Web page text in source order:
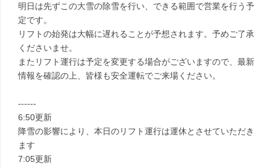
明日は先ずこの大雪の除雪を行い、できる範囲で営業を行う予
定です。
リフトの始発は大幅に遅れることが予想されます。予めご了承
くださいませ。
またリフト運行は予定を変更する場合がございますので、最新
情報を確認の上、皆様も安全運転でご来場ください。
------
6:50更新
降雪の影響により、本日のリフト運行は運休とさせていただき
ます
7:05更新